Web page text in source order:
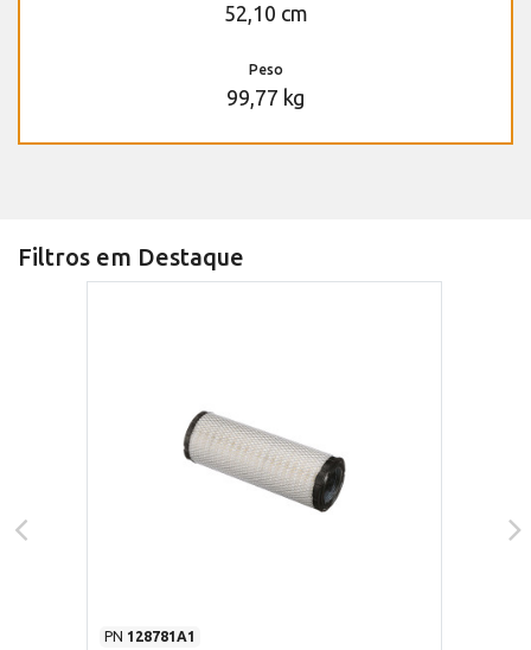
52,10 cm
Peso
99,77 kg
Filtros em Destaque
PN 128781A1